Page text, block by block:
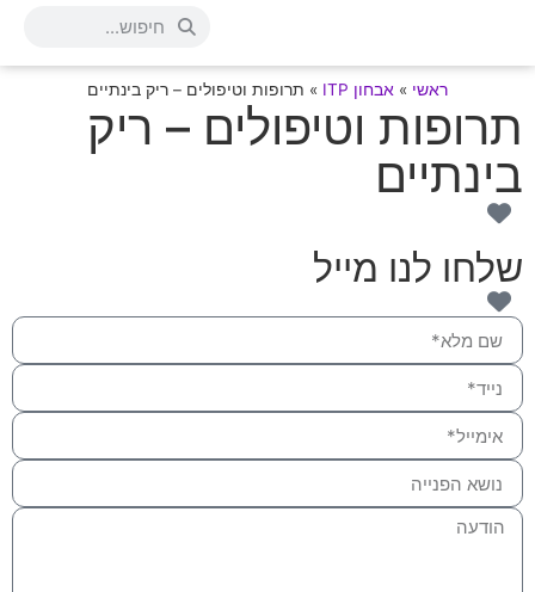
ראשי » אבחון ITP » תרופות וטיפולים – ריק בינתיים
תרופות וטיפולים – ריק
בינתיים
שלחו לנו מייל